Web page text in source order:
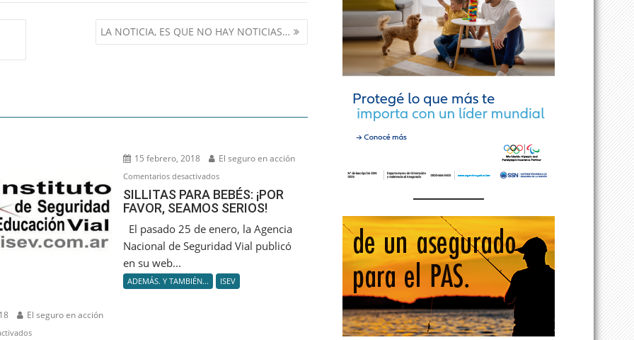
LA NOTICIA, ES QUE NO HAY NOTICIAS…
El seguro en acción
en
15 febrero, 2018 El seguro en acción
Comentarios desactivadosen
SILLITAS
PARA
BEBÉS:
¡POR
FAVOR,
SERIOS!
SILLITAS PARA BEBÉS: ¡POR
FAVOR, SEAMOS SERIOS!
El pasado 25 de enero, la Agencia
Nacional de Seguridad Vial publicó
en su web...
ADEMÁS. Y TAMBIÉN... ISEV